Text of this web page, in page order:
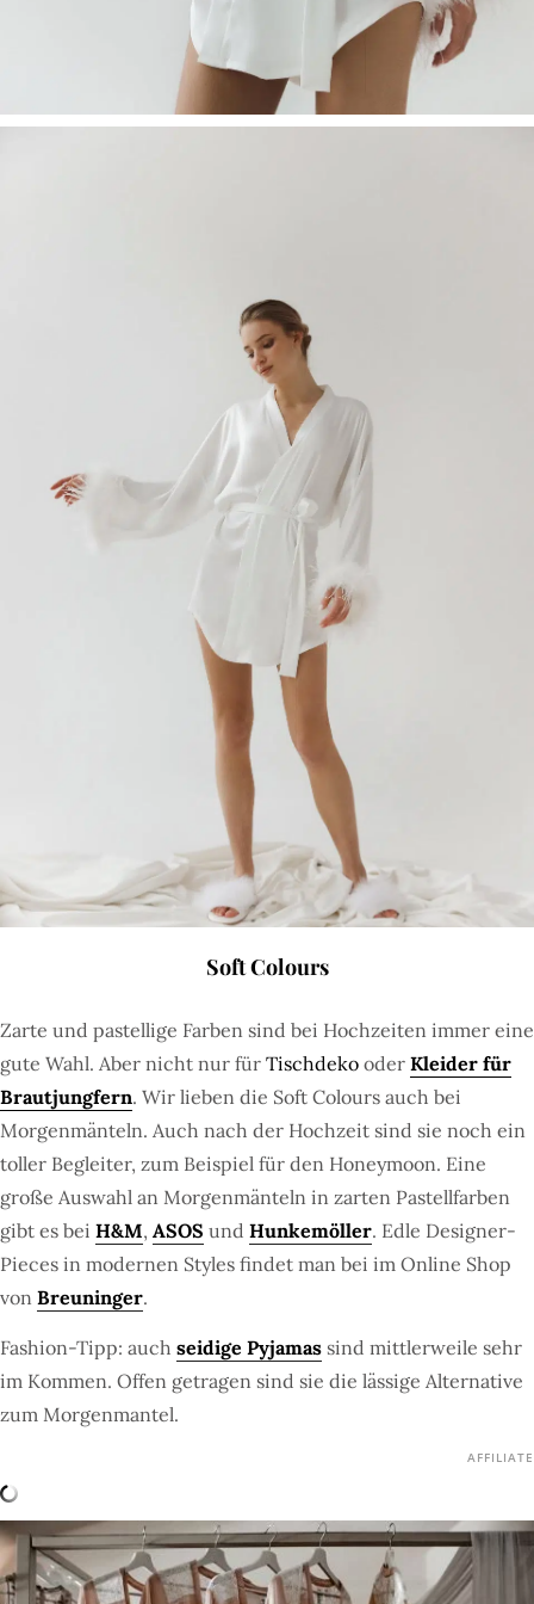
Soft Colours
Zarte und pastellige Farben sind bei Hochzeiten immer eine
gute Wahl. Aber nicht nur für Tischdeko oder Kleider für
Brautjungfern. Wir lieben die Soft Colours auch bei
Morgenmänteln. Auch nach der Hochzeit sind sie noch ein
toller Begleiter, zum Beispiel für den Honeymoon. Eine
große Auswahl an Morgenmänteln in zarten Pastellfarben
gibt es bei H&M, ASOS und Hunkemöller. Edle Designer-
Pieces in modernen Styles findet man bei im Online Shop
von Breuninger.
Fashion-Tipp: auch seidige Pyjamas sind mittlerweile sehr
im Kommen. Offen getragen sind sie die lässige Alternative
zum Morgenmantel.
AFFILIATE